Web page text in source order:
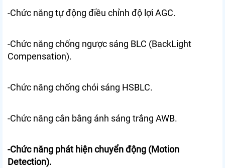
-Chức năng tự động điều chỉnh độ lợi AGC.
-Chức năng chống ngược sáng BLC (BackLight
Compensation).
-Chức năng chống chói sáng HSBLC.
-Chức năng cân bằng ánh sáng trắng AWB.
-Chức năng phát hiện chuyển động (Motion
Detection).